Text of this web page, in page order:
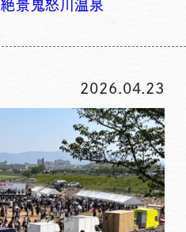
絶景 鬼怒川温泉
2026.04.23